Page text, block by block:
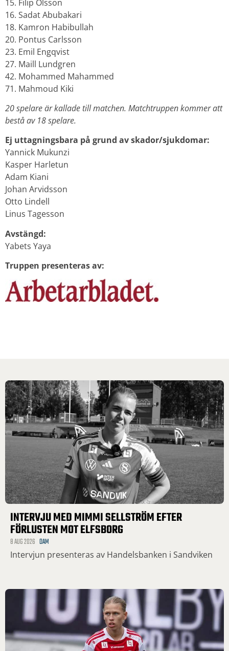
15. Filip Olsson
16. Sadat Abubakari
18. Kamron Habibullah
20. Pontus Carlsson
23. Emil Engqvist
27. Maill Lundgren
42. Mohammed Mahammed
71. Mahmoud Kiki
20 spelare är kallade till matchen. Matchtruppen kommer att
bestå av 18 spelare.
Ej uttagningsbara på grund av skador/sjukdomar:
Yannick Mukunzi
Kasper Harletun
Adam Kiani
Johan Arvidsson
Otto Lindell
Linus Tagesson
Avstängd:
Yabets Yaya
Truppen presenteras av:
INTERVJU MED MIMMI SELLSTRÖM EFTER
FÖRLUSTEN MOT ELFSBORG
8 AUG 2026 DAM
Intervjun presenteras av Handelsbanken i Sandviken